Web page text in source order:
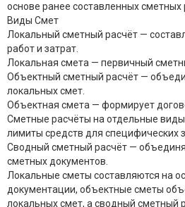
основе ранее составленных сметных
Виды Смет
Локальный сметный расчёт —
работ и затрат.
Локальная смета — первичный
Объектный сметный расчёт —
локальных смет.
Объектная смета — формирует
Сметные расчёты на отдельные
лимиты средств для специфических
Сводный сметный расчёт —
сметных документов.
Локальные сметы составляются на
документации, объектные сметы
локальных смет, а сводный сметный